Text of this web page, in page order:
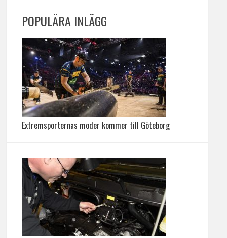
POPULÄRA INLÄGG
Extremsporternas moder kommer till Göteborg